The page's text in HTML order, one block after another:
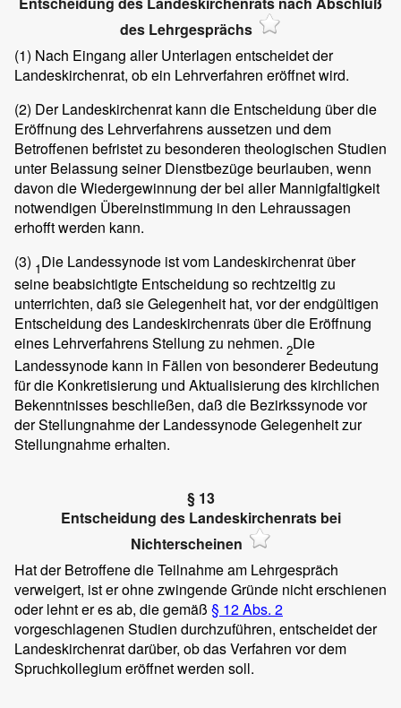
des Lehrgesprächs
(1) Nach Eingang aller Unterlagen entscheidet der
Landeskirchenrat, ob ein Lehrverfahren eröffnet wird.
(2) Der Landeskirchenrat kann die Entscheidung über die
Eröffnung des Lehrverfahrens aussetzen und dem
Betroffenen befristet zu besonderen theologischen Studien
unter Belassung seiner Dienstbezüge beurlauben, wenn
davon die Wiedergewinnung der bei aller Mannigfaltigkeit
notwendigen Übereinstimmung in den Lehraussagen
erhofft werden kann.
(3) 1Die Landessynode ist vom Landeskirchenrat über
seine beabsichtigte Entscheidung so rechtzeitig zu
unterrichten, daß sie Gelegenheit hat, vor der endgültigen
Entscheidung des Landeskirchenrats über die Eröffnung
eines Lehrverfahrens Stellung zu nehmen. 2Die
Landessynode kann in Fällen von besonderer Bedeutung
für die Konkretisierung und Aktualisierung des kirchlichen
Bekenntnisses beschließen, daß die Bezirkssynode vor
der Stellungnahme der Landessynode Gelegenheit zur
Stellungnahme erhalten.
§ 13
Entscheidung des Landeskirchenrats bei
Nichterscheinen
Hat der Betroffene die Teilnahme am Lehrgespräch
verweigert, ist er ohne zwingende Gründe nicht erschienen
oder lehnt er es ab, die gemäß § 12 Abs. 2
vorgeschlagenen Studien durchzuführen, entscheidet der
Landeskirchenrat darüber, ob das Verfahren vor dem
Spruchkollegium eröffnet werden soll.